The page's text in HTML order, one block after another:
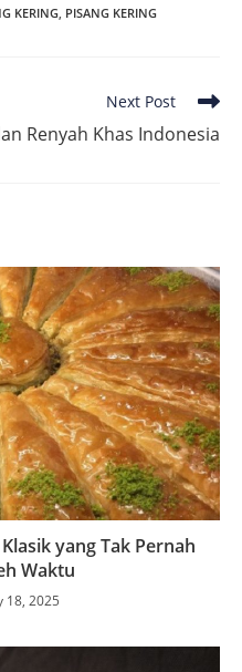
KERING PISANG KERING
Next Post
Renyah Khas Indonesia
yang Tak Pernah
Waktu
18, 2025